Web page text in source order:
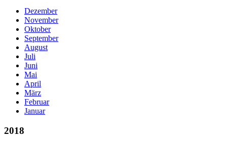
Dezember
November
Oktober
September
August
Juli
Juni
Mai
April
März
Februar
Januar
2018